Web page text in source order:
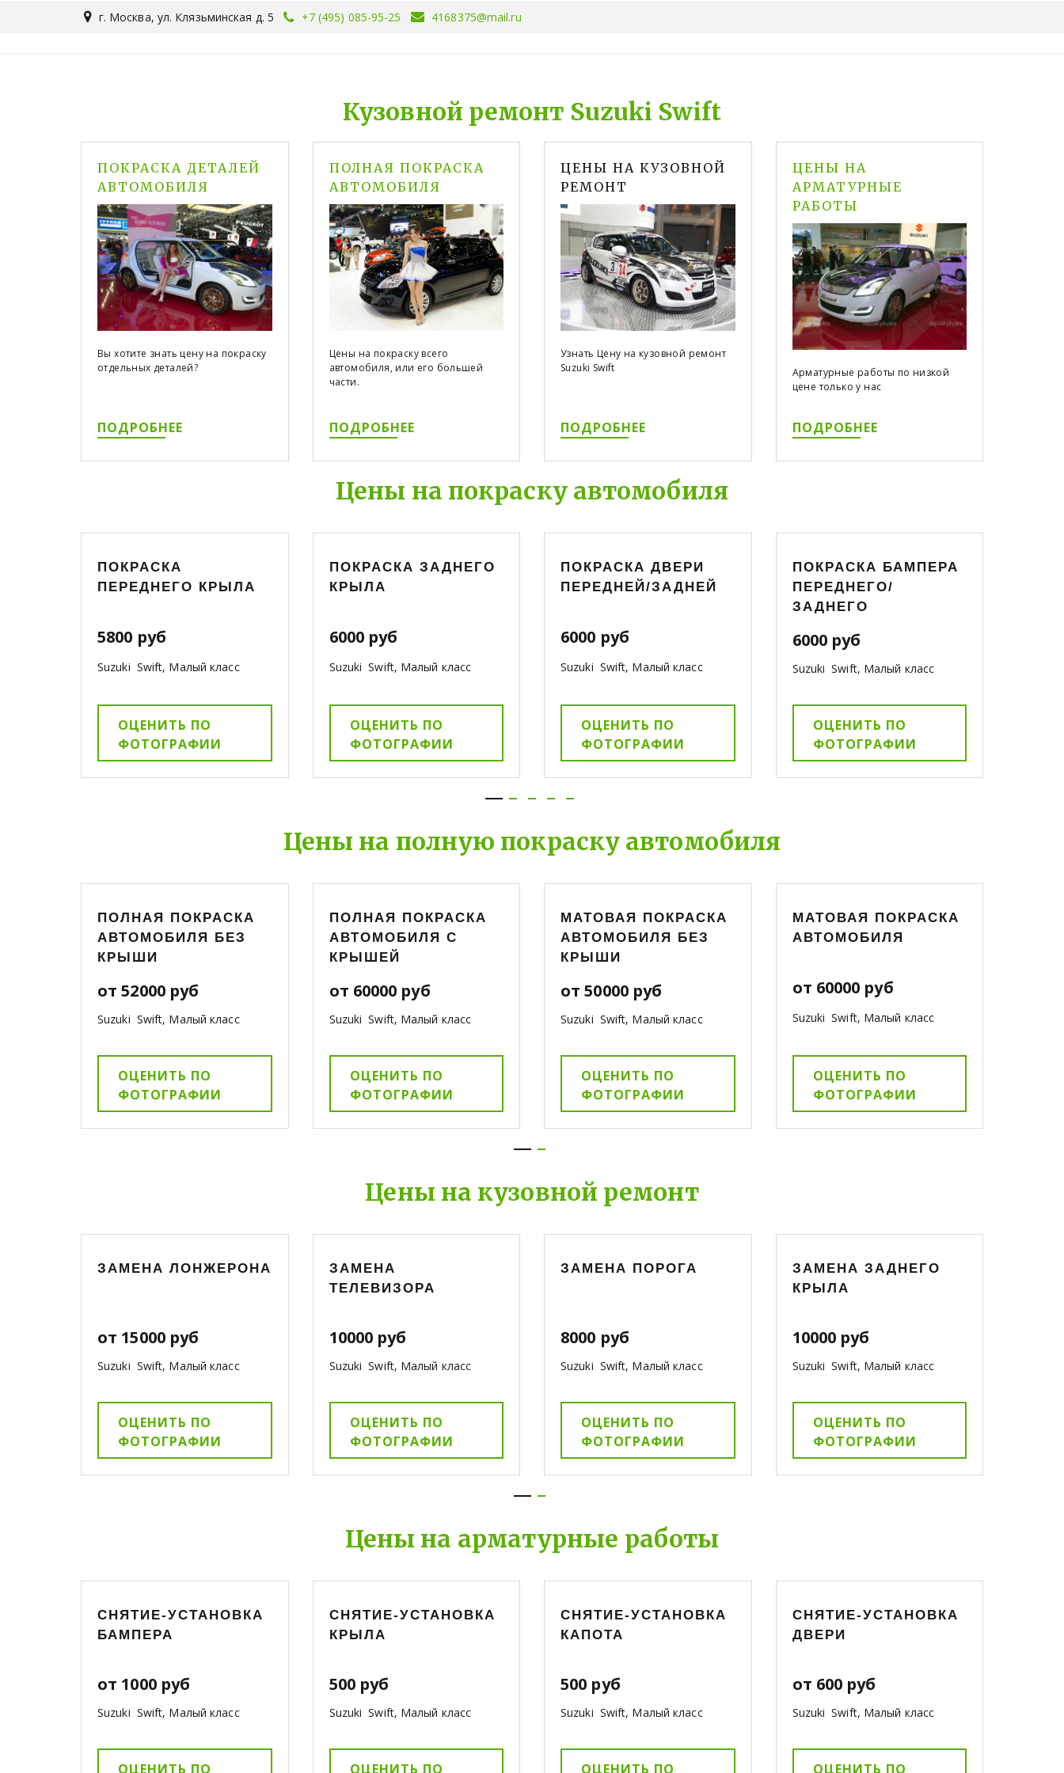
г. Москва, ул. Клязьминская д. 5 +7 (495) 085-95-25 4168375@mail.ru
Кузовной ремонт Suzuki Swift
ПОКРАСКА ДЕТАЛЕЙ
АВТОМОБИЛЯ
Вы хотите знать цену на покраску
отдельных деталей?
ПОДРОБНЕЕ
ПОЛНАЯ ПОКРАСКА
АВТОМОБИЛЯ
Цены на покраску всего
автомобиля, или его большей
части.
ПОДРОБНЕЕ
ЦЕНЫ НА КУЗОВНОЙ
РЕМОНТ
Узнать Цену на кузовной ремонт
Suzuki Swift
ПОДРОБНЕЕ
ЦЕНЫ НА
АРМАТУРНЫЕ
РАБОТЫ
Арматурные работы по низкой
цене только у нас
ПОДРОБНЕЕ
Цены на покраску автомобиля
ПОКРАСКА
ПЕРЕДНЕГО КРЫЛА
5800 руб
Suzuki Swift, Малый класс
ОЦЕНИТЬ ПО
ФОТОГРАФИИ
ПОКРАСКА ЗАДНЕГО
КРЫЛА
6000 руб
Suzuki Swift, Малый класс
ОЦЕНИТЬ ПО
ФОТОГРАФИИ
ПОКРАСКА ДВЕРИ
ПЕРЕДНЕЙ/ЗАДНЕЙ
6000 руб
Suzuki Swift, Малый класс
ОЦЕНИТЬ ПО
ФОТОГРАФИИ
ПОКРАСКА БАМПЕРА
ПЕРЕДНЕГО/
ЗАДНЕГО
6000 руб
Suzuki Swift, Малый класс
ОЦЕНИТЬ ПО
ФОТОГРАФИИ
Цены на полную покраску автомобиля
ПОЛНАЯ ПОКРАСКА
АВТОМОБИЛЯ БЕЗ
КРЫШИ
от 52000 руб
Suzuki Swift, Малый класс
ОЦЕНИТЬ ПО
ФОТОГРАФИИ
ПОЛНАЯ ПОКРАСКА
АВТОМОБИЛЯ С
КРЫШЕЙ
от 60000 руб
Suzuki Swift, Малый класс
ОЦЕНИТЬ ПО
ФОТОГРАФИИ
МАТОВАЯ ПОКРАСКА
АВТОМОБИЛЯ БЕЗ
КРЫШИ
от 50000 руб
Suzuki Swift, Малый класс
ОЦЕНИТЬ ПО
ФОТОГРАФИИ
МАТОВАЯ ПОКРАСКА
АВТОМОБИЛЯ
от 60000 руб
Suzuki Swift, Малый класс
ОЦЕНИТЬ ПО
ФОТОГРАФИИ
Цены на кузовной ремонт
ЗАМЕНА ЛОНЖЕРОНА
от 15000 руб
Suzuki Swift, Малый класс
ОЦЕНИТЬ ПО
ФОТОГРАФИИ
ЗАМЕНА
ТЕЛЕВИЗОРА
10000 руб
Suzuki Swift, Малый класс
ОЦЕНИТЬ ПО
ФОТОГРАФИИ
ЗАМЕНА ПОРОГА
8000 руб
Suzuki Swift, Малый класс
ОЦЕНИТЬ ПО
ФОТОГРАФИИ
ЗАМЕНА ЗАДНЕГО
КРЫЛА
10000 руб
Suzuki Swift, Малый класс
ОЦЕНИТЬ ПО
ФОТОГРАФИИ
Цены на арматурные работы
СНЯТИЕ-УСТАНОВКА
БАМПЕРА
от 1000 руб
Suzuki Swift, Малый класс
ОЦЕНИТЬ ПО
СНЯТИЕ-УСТАНОВКА
КРЫЛА
500 руб
Suzuki Swift, Малый класс
ОЦЕНИТЬ ПО
СНЯТИЕ-УСТАНОВКА
КАПОТА
500 руб
Suzuki Swift, Малый класс
ОЦЕНИТЬ ПО
СНЯТИЕ-УСТАНОВКА
ДВЕРИ
от 600 руб
Suzuki Swift, Малый класс
ОЦЕНИТЬ ПО